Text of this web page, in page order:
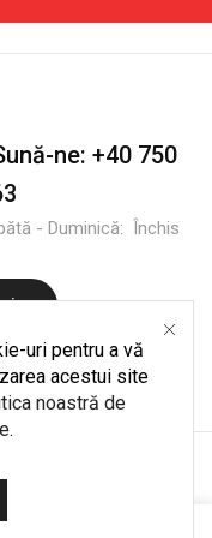
ne: +40 750
- Duminică: Închis
și mentenanță
uri pentru a vă
acestui site
noastră de
.